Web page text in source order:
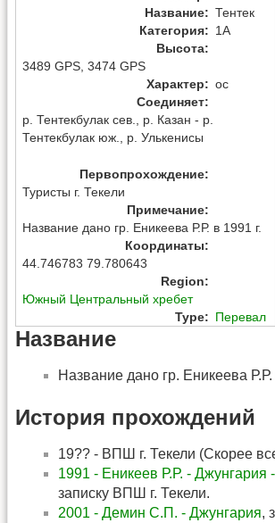
Название: Тентек
Категория: 1А
Высота:
3489 GPS,3474 GPS
Характер: ос
Соединяет:
р. Тентекбулак сев., р. Казан - р.
Тентекбулак юж., р. Улькенисы
Первопрохождение:
Туристы г. Текели
Примечание:
Название дано гр. Еникеева Р.Р. в 1991 г.
Координаты:
44.746783 79.780643
Region:
Южный Центральный хребет
Type: Перевал
Название
Название дано гр. Еникеева Р.Р.
История прохождений
19?? - ВПШ г. Текели (Скорее
1991 - Еникеев Р.Р. - Джунгария
записку ВПШ г. Текели.
2001 - Демин С.П. - Джунгария,